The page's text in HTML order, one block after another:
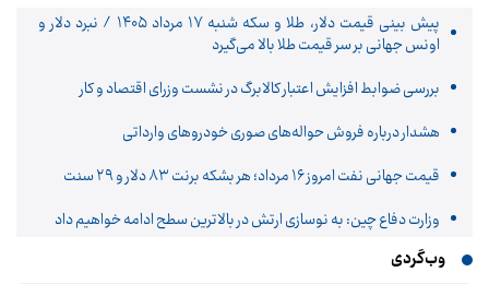
پیش ‌بینی قیمت دلار، طلا و سکه شنبه ۱۷ مرداد ۱۴۰۵ / نبرد دلار و
اونس جهانی بر سر قیمت طلا بالا می‌گیرد
بررسی ضوابط افزایش اعتبار کالابرگ در نشست وزرای اقتصاد و کار
هشدار درباره فروش حواله‌های صوری خودروهای وارداتی
قیمت جهانی نفت امروز ۱۶ مرداد؛ هر بشکه برنت ۸۳ دلار و ۲۹ سنت
وزارت دفاع چین: به نوسازی ارتش در بالاترین سطح ادامه خواهیم داد
وب‌گردی